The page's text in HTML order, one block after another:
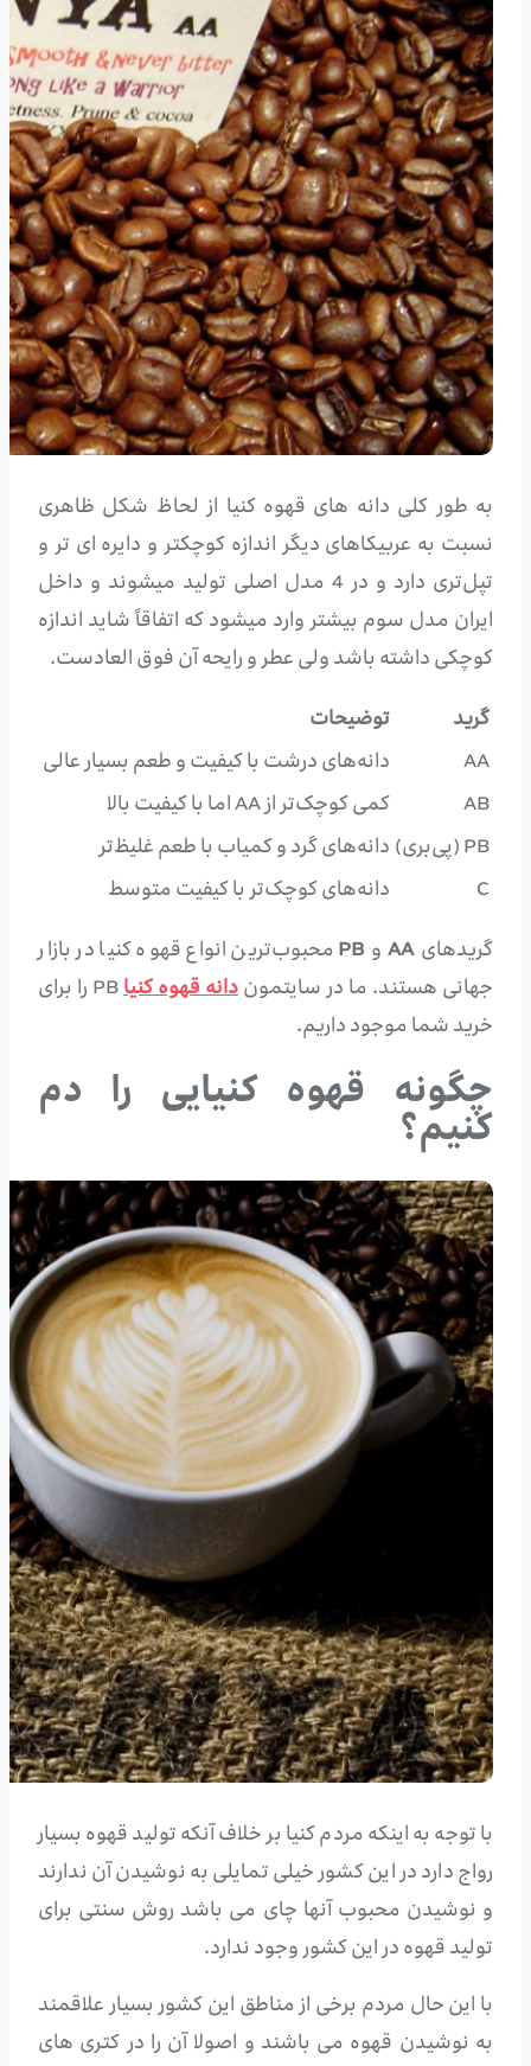
به طور کلی دانه های قهوه کنیا از لحاظ شکل ظاهری
نسبت به عربیکاهای دیگر اندازه کوچکتر و دایره ای تر و
تپل‌تری دارد و در 4 مدل اصلی تولید میشوند و داخل
ایران مدل سوم بیشتر وارد میشود که اتفاقاً شاید اندازه
کوچکی داشته باشد ولی عطر و رایحه آن فوق العادست.
گرید
توضیحات
AA
دانه‌های درشت با کیفیت و طعم بسیار عالی
AB
کمی کوچک‌تر از AA اما با کیفیت بالا
PB (پی‌بری)
دانه‌های گرد و کمیاب با طعم غلیظ‌تر
C
دانه‌های کوچک‌تر با کیفیت متوسط
گریدهایAAو PBمحبوب‌ترین انواع قهوه کنیا در بازار
جهانی هستند. ما در سایتموندانه قهوه کنیا
PB را برای
خرید شما موجود داریم.
چگونه قهوه کنیایی را دم
کنیم؟
با توجه به اینکه مردم کنیا بر خلاف آنکه تولید قهوه بسیار
رواج دارد در این کشور خیلی تمایلی به نوشیدن آن ندارند
و نوشیدن محبوب آنها چای می باشد روش سنتی برای
تولید قهوه در این کشور وجود ندارد.
با این حال مردم برخی از مناطق این کشور بسیار علاقمند
به نوشیدن قهوه می باشند و اصولا آن را در کتری های